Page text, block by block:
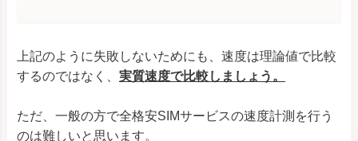
上記のように失敗しないためにも、速度は理論値で比較
するのではなく、 実質速度で比較しましょう。
ただ、一般の方で全格安SIMサービスの速度計測を行う
のは難しいと思います。